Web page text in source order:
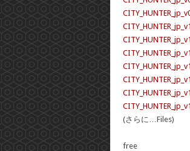
(さらに…Files)
free